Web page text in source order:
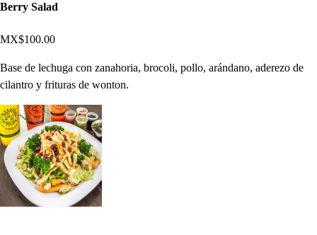
Berry Salad
MX$100.00
Base de lechuga con zanahoria, brocoli, pollo, arándano, aderezo de
cilantro y frituras de wonton.